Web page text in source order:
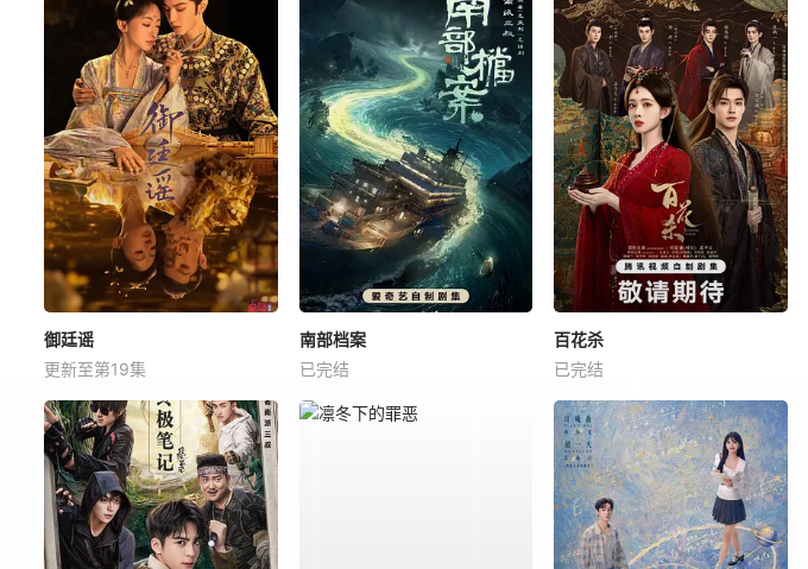
御廷谣
更新至第19集
南部档案
已完结
百花杀
已完结